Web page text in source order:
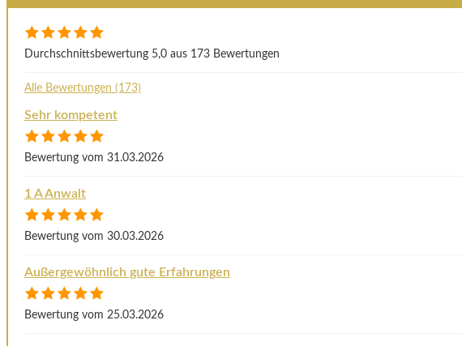
Durchschnittsbewertung 5,0 aus 173 Bewertungen
Alle Bewertungen (173)
Sehr kompetent
Bewertung vom 31.03.2026
1 A Anwalt
Bewertung vom 30.03.2026
Außergewöhnlich gute Erfahrungen
Bewertung vom 25.03.2026